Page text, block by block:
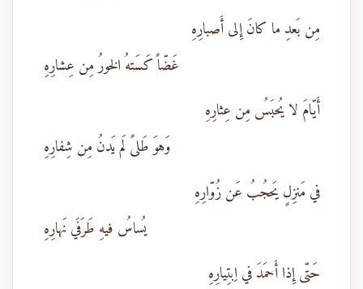
مِن بَعدِ ما كانَ إِلى أَصبارِهِ
غَضّاً كَسَتهُ الخورُ مِن عِشارِهِ
أَيّامَ لا يُحبَسُ مِن عِثارِهِ
وَهوَ طَلىً لَم يَدنُ مِن شِفارِهِ
في مَنزِلٍ يَحجُبُ عَن زُوّارِهِ
يُساسُ فيهِ طَرَفَي نَهارِهِ
حَتّى إِذا أَحمَدَ في اِبتِيارِهِ